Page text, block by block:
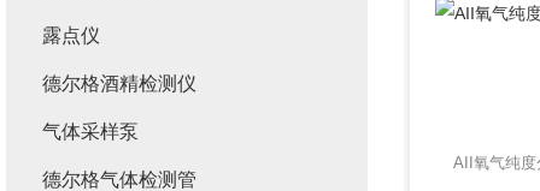
AII氧气纯度
露点仪
德尔格酒精检测仪
气体采样泵
德尔格气体检测管